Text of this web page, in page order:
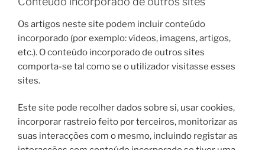
Os artigos neste site podem incluir conteúdo
incorporado (por exemplo: vídeos, imagens, artigos,
etc.). O conteúdo incorporado de outros sites
comporta-se tal como se o utilizador visitasse esses
sites.
Este site pode recolher dados sobre si, usar cookies,
incorporar rastreio feito por terceiros, monitorizar as
suas interacções com o mesmo, incluindo registar as